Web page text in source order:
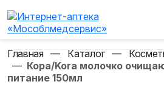
Главная — Каталог —
— Кора/Kora молочко
питание 150мл